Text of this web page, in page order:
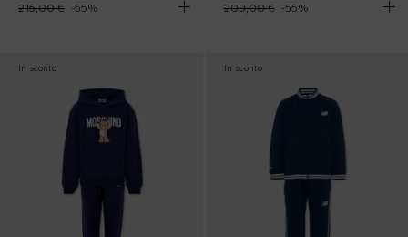
215,00 € -55%
209,00 €
-55%
In sconto In sconto